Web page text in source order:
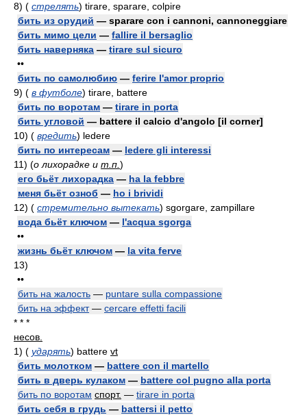
8) ( стрелять) tirare, sparare, colpire
бить из орудий — sparare con i cannoni, cannoneggiare
бить мимо цели — fallire il bersaglio
бить наверняка — tirare sul sicuro
••
бить по самолюбию — ferire l'amor proprio
9) ( в футболе) tirare, battere
бить по воротам — tirare in porta
бить угловой — battere il calcio d'angolo [il corner]
10) ( вредить) ledere
бить по интересам — ledere gli interessi
11) (о лихорадке и т.п. )
его бьёт лихорадка — ha la febbre
меня бьёт озноб — ho i brividi
12) ( стремительно вытекать) sgorgare, zampillare
вода бьёт ключом — l'acqua sgorga
••
жизнь бьёт ключом — la vita ferve
13)
••
бить на жалость — puntare sulla compassione
бить на эффект— cercare effetti facili
* * *
несов.
1) ( ударять) battere vt
бить молотком — battere con il martello
бить в дверь кулаком — battere col pugno alla porta
бить по воротам спорт. — tirare in porta
бить себя в грудь — battersi il petto